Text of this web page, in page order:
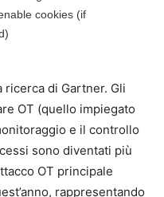
ricerca di Gartner. Gli
OT (quello impiegato
e il controllo
sono diventati più
OT principale
rappresentando